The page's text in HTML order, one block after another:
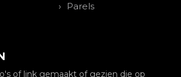
Parels
of link gemaakt of gezien die op